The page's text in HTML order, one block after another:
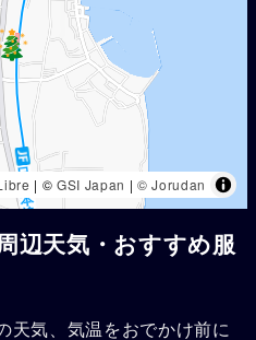
| © GSI Japan | © Jorudan
辺天気・おすすめ服
天気、気温をおでかけ前に